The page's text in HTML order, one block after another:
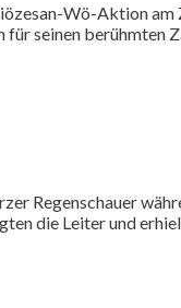
Wö-Aktion
für seinen berühmten
Regenschauer
die Leiter und